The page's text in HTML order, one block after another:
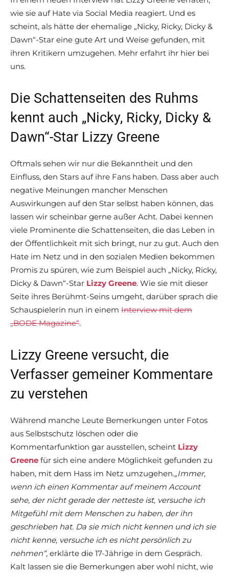
wie sie auf Hate via Social Media reagiert. Und es
scheint, als hätte der ehemalige „Nicky, Ricky, Dicky &
Dawn“-Star eine gute Art und Weise gefunden, mit
ihren Kritikern umzugehen. Mehr erfahrt ihr hier bei
uns.
Die Schattenseiten des Ruhms
kennt auch „Nicky, Ricky, Dicky &
Dawn“-Star Lizzy Greene
Oftmals sehen wir nur die Bekanntheit und den
Einfluss, den Stars auf ihre Fans haben. Dass aber auch
negative Meinungen mancher Menschen
Auswirkungen auf den Star selbst haben können, das
lassen wir scheinbar gerne außer Acht. Dabei kennen
viele Prominente die Schattenseiten, die das Leben in
der Öffentlichkeit mit sich bringt, nur zu gut. Auch den
Hate im Netz und in den sozialen Medien bekommen
Promis zu spüren, wie zum Beispiel auch „Nicky, Ricky,
Dicky & Dawn“-Star Lizzy Greene. Wie sie mit dieser
Seite ihres Berühmt-Seins umgeht, darüber sprach die
Schauspielerin nun in einem Interview mit dem
„BODE Magazine“.
Lizzy Greene versucht, die
Verfasser gemeiner Kommentare
zu verstehen
Während manche Leute Bemerkungen unter Fotos
aus Selbstschutz löschen oder die
Kommentarfunktion gar ausstellen, scheint Lizzy
Greene für sich eine andere Möglichkeit gefunden zu
haben, mit dem Hass im Netz umzugehen.„Immer,
wenn ich einen Kommentar auf meinem Account
sehe, der nicht gerade der netteste ist, versuche ich
Mitgefühl mit dem Menschen zu haben, der ihn
geschrieben hat. Da sie mich nicht kennen und ich sie
nicht kenne, versuche ich es nicht persönlich zu
nehmen“, erklärte die 17-Jährige in dem Gespräch.
Kalt lassen sie die Bemerkungen aber wohl nicht, wie